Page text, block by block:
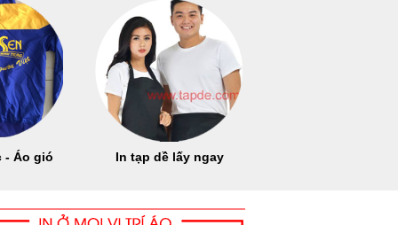
- Áo gió In tạp dề lấy ngay